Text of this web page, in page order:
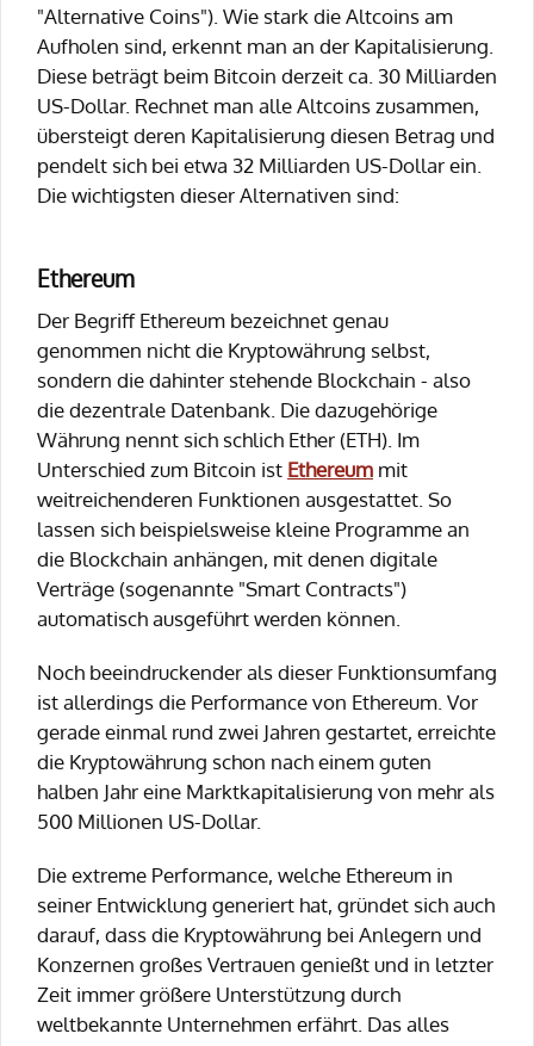
"Alternative Coins"). Wie stark die Altcoins am
Aufholen sind, erkennt man an der Kapitalisierung.
Diese beträgt beim Bitcoin derzeit ca. 30 Milliarden
US-Dollar. Rechnet man alle Altcoins zusammen,
übersteigt deren Kapitalisierung diesen Betrag und
pendelt sich bei etwa 32 Milliarden US-Dollar ein.
Die wichtigsten dieser Alternativen sind:
Ethereum
Der Begriff Ethereum bezeichnet genau
genommen nicht die Kryptowährung selbst,
sondern die dahinter stehende Blockchain - also
die dezentrale Datenbank. Die dazugehörige
Währung nennt sich schlich Ether (ETH). Im
Unterschied zum Bitcoin ist Ethereum mit
weitreichenderen Funktionen ausgestattet. So
lassen sich beispielsweise kleine Programme an
die Blockchain anhängen, mit denen digitale
Verträge (sogenannte "Smart Contracts")
automatisch ausgeführt werden können.
Noch beeindruckender als dieser Funktionsumfang
ist allerdings die Performance von Ethereum. Vor
gerade einmal rund zwei Jahren gestartet, erreichte
die Kryptowährung schon nach einem guten
halben Jahr eine Marktkapitalisierung von mehr als
500 Millionen US-Dollar.
Die extreme Performance, welche Ethereum in
seiner Entwicklung generiert hat, gründet sich auch
darauf, dass die Kryptowährung bei Anlegern und
Konzernen großes Vertrauen genießt und in letzter
Zeit immer größere Unterstützung durch
weltbekannte Unternehmen erfährt. Das alles